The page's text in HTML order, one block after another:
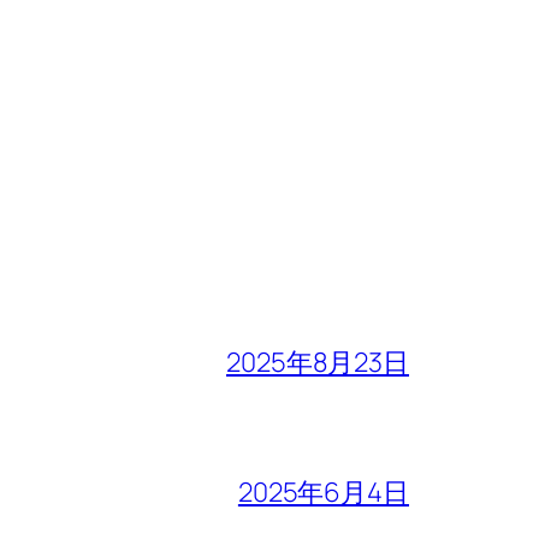
2025年8月23日
2025年6月4日